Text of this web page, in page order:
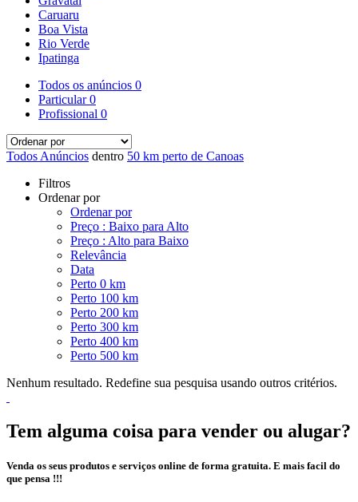
Caruaru
Boa Vista
Rio Verde
Ipatinga
Todos os anúncios 0
Particular0
Profissional 0
Todos Anúncios dentro 50 km perto de Canoas
Filtros
Ordenar por
Ordenar por
Preço : Baixo para Alto
Preço : Alto para Baixo
Relevância
Data
Perto 0 km
Perto 100 km
Perto 200 km
Perto 300 km
Perto 400 km
Perto 500 km
Nenhum resultado. Redefine sua pesquisa usando outros critérios.
Tem alguma coisa para vender ou alugar?
Venda os seus produtos e serviços online de forma gratuita. E mais facil do
que pensa !!!